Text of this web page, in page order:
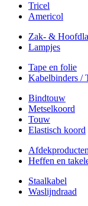
Tricel
Americol
Zak- &
Lampjes
Tape en folie
Kabelbinders /
Bindtouw
Metselkoord
Touw
Elastisch koord
Afdekproducten
Heffen en
Staalkabel
Waslijndraad